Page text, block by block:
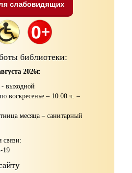
слабовидящих
библиотеки:
2026г.
выходной
воскресенье – 10.00 ч. –
месяца – санитарный
связи:
19